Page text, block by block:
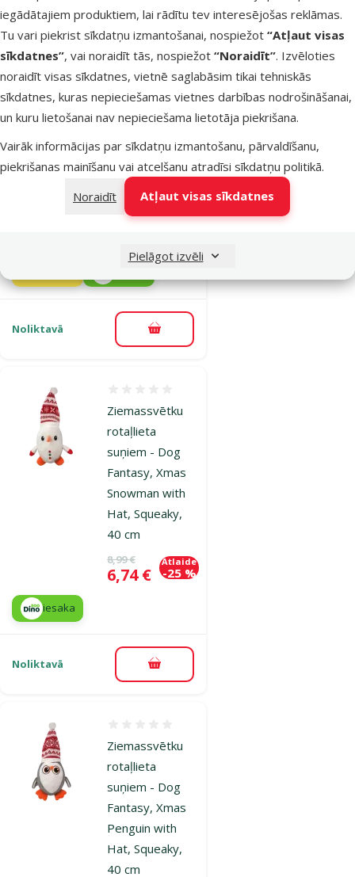
iegādātajiem produktiem, lai rādītu tev interesējošas reklāmas.
Tu vari piekrist sīkdatņu izmantošanai, nospiežot “Atļaut visas
sīkdatnes”, vai noraidīt tās, nospiežot “Noraidīt”. Izvēloties
noraidīt visas sīkdatnes, vietnē saglabāsim tikai tehniskās
sīkdatnes, kuras nepieciešamas vietnes darbības nodrošināšanai,
un kuru lietošanai nav nepieciešama lietotāja piekrišana.
Vairāk informācijas par sīkdatņu izmantošanu, pārvaldīšanu,
piekrišanas mainīšanu vai atcelšanu atradīsi sīkdatņu politikā.
Noraidīt
Atļaut visas sīkdatnes
Pielāgot izvēli
Noliktavā Pievienot grozam
Rotaļlieta
Fun Robbot
Rabbit, blue, 38
cm
Atsauksmes 0%
Oriģinālā cena
6,99 €
Noliktavā Pievienot grozam
Ziemassvētku
rotaļlieta
suņiem - Dog
Fantasy, Xmas
Snowman with
Hat, Squeaky,
40 cm
Oriģinālā cena
8,99 €
Cena
6,74 €
Atlaide
-25 %
iesaka
Noliktavā Pievienot grozam
Ziemassvētku
rotaļlieta
suņiem - Dog
Fantasy, Xmas
Penguin with
Hat, Squeaky,
40 cm